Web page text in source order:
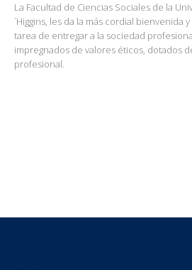
La Facultad de Ciencias Sociales de la
´Higgins, les da la más cordial bienvenida
tarea de entregar a la sociedad
impregnados de valores éticos, dotados
profesional.